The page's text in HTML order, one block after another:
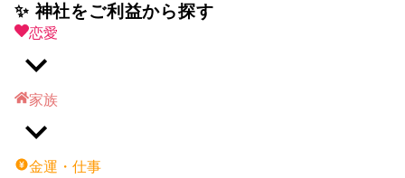
✨ 神社をご利益から探す
恋愛
家族
金運・仕事